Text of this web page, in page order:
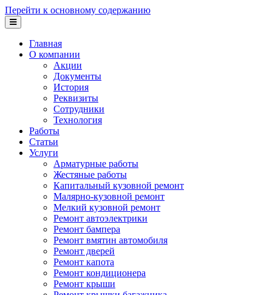
Перейти к основному содержанию
Главная
О компании
Акции
Документы
История
Реквизиты
Сотрудники
Технология
Работы
Статьи
Услуги
Арматурные работы
Жестяные работы
Капитальный кузовной ремонт
Малярно-кузовной ремонт
Мелкий кузовной ремонт
Ремонт автоэлектрики
Ремонт бампера
Ремонт вмятин автомобиля
Ремонт дверей
Ремонт капота
Ремонт кондиционера
Ремонт крыши